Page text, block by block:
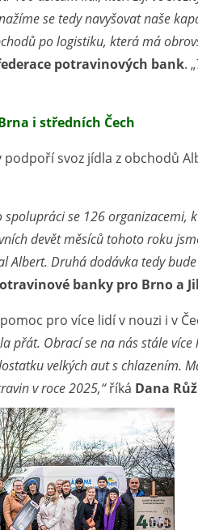
se tedy navyšovat naše
po logistiku, která má
potravinových bank. „
i středních Čech
svoz jídla z obchodů
spolupráci se 126
devět měsíců tohoto roku
Albert. Druhá dodávka tedy
banky pro Brno a
pro více lidí v nouzi i v
přát. Obrací se na nás stále
velkých aut s chlazením.
v roce 2025,“říká Dana